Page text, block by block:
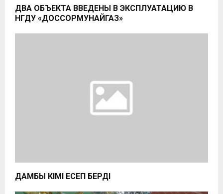
ДВА ОБЪЕКТА ВВЕДЕНЫ В ЭКСПЛУАТАЦИЮ В
НГДУ «ДОССОРМУНАЙГАЗ»
ДАМБЫ ӘКІМІ ЕСЕП БЕРДІ